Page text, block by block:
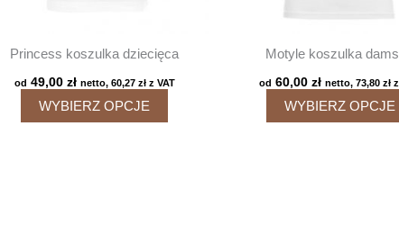
Princess koszulka dziecięca
od 49,00 zł netto, 60,27 złz VAT
WYBIERZ OPCJE
Motyle koszulka
od 60,00zł netto,73,80zł
WYBIERZ OPCJE